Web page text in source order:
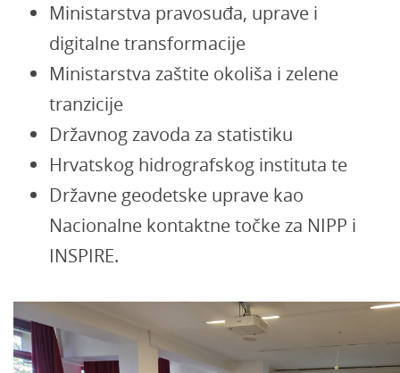
Ministarstva pravosuđa, uprave i
digitalne transformacije
Ministarstva zaštite okoliša i zelene
tranzicije
Državnog zavoda za statistiku
Hrvatskog hidrografskog instituta te
Državne geodetske uprave kao
Nacionalne kontaktne točke za NIPP i
INSPIRE.